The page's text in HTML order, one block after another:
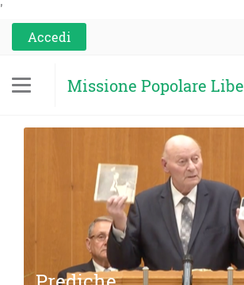
'
Accedi
Missione Popolare